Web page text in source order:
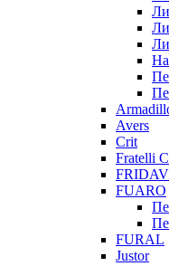
Avers
Crit
Fratelli
FUARO
FURAL
Justor